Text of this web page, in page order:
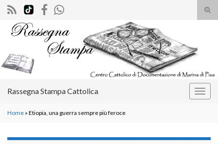
il
Search for:
Rassegna Stampa Cattolica
Home » Etiopia, una guerra sempre più feroce